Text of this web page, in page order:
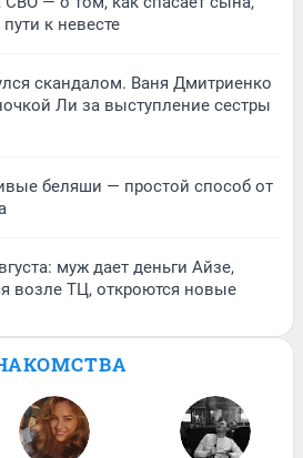
к невесте
скандалом. Ваня Дмитриенко
Ли за выступление сестры
беляши — простой способ от
муж дает деньги Айзе,
возле ТЦ, откроются новые